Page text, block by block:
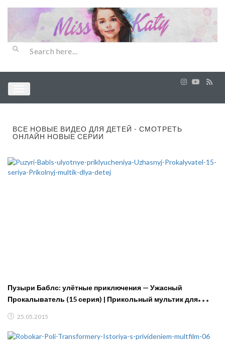
ВСЕ НОВЫЕ ВИДЕО ДЛЯ ДЕТЕЙ - СМОТРЕТЬ
ОНЛАЙН НОВЫЕ СЕРИИ
Пузыри Баблс: улётные приключения — Ужасный
Прокалыватель (15 серия) | Прикольный мультик для
25.05.2015